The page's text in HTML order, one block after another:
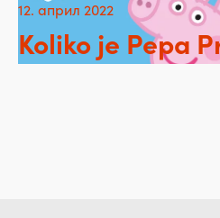
12. април 2022
Koliko je Pepa